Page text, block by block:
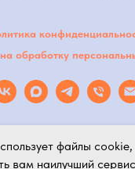
обработку
файлы cookie,
вам наилучший сервис